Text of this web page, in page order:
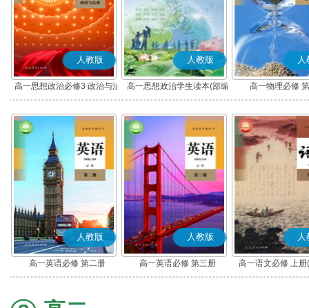
人教版
高一思想政治必修3 政治与法
治(部编版)
人教版
高一思想政治学生读本(部编
版)
人
高一物理必修
人教版
高一英语必修 第二册
人教版
高一英语必修 第三册
人
高一语文必修 上